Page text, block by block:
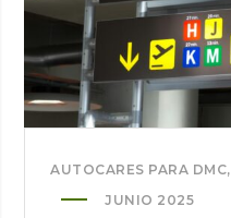
AUTOCARES PARA DMC,
JUNIO 2025